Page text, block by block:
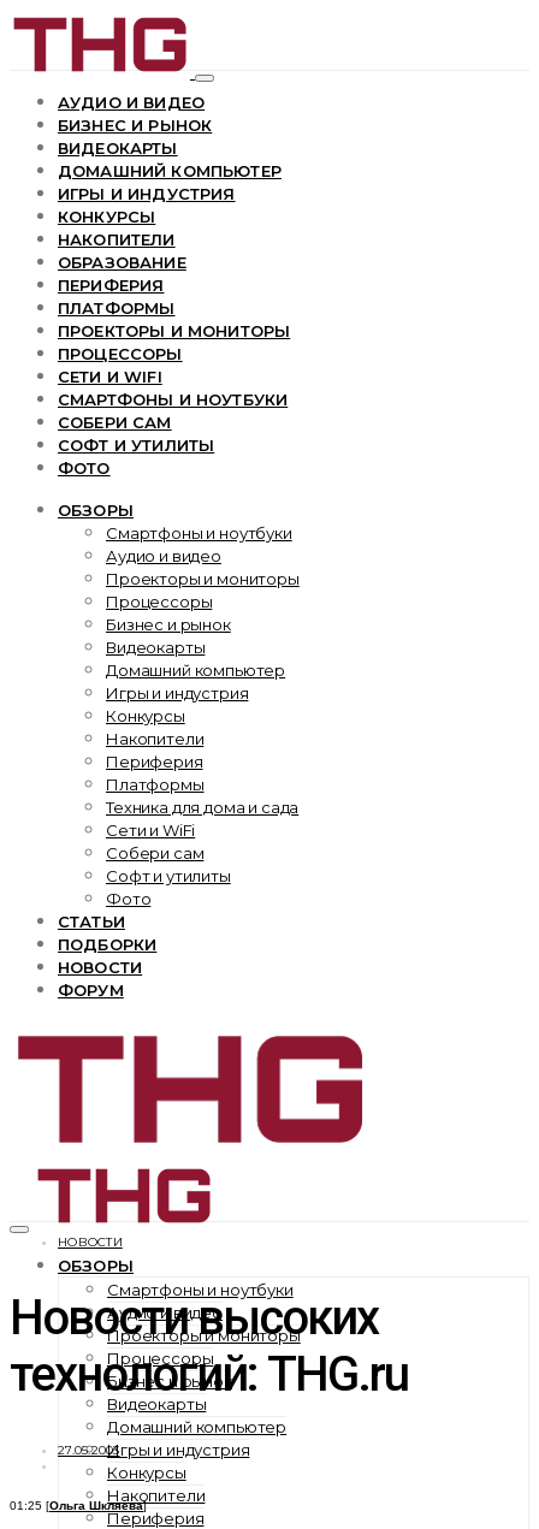
АУДИО И ВИДЕО
БИЗНЕС И РЫНОК
ВИДЕОКАРТЫ
ДОМАШНИЙ КОМПЬЮТЕР
ИГРЫ И ИНДУСТРИЯ
КОНКУРСЫ
НАКОПИТЕЛИ
ОБРАЗОВАНИЕ
ПЕРИФЕРИЯ
ПЛАТФОРМЫ
ПРОЕКТОРЫ И МОНИТОРЫ
ПРОЦЕССОРЫ
СЕТИ И WIFI
СМАРТФОНЫ И НОУТБУКИ
СОБЕРИ САМ
СОФТ И УТИЛИТЫ
ФОТО
ОБЗОРЫ
Смартфоны и ноутбуки
Аудио и видео
Проекторы и мониторы
Процессоры
Бизнес и рынок
Видеокарты
Домашний компьютер
Игры и индустрия
Конкурсы
Накопители
Периферия
Платформы
Техника для дома и сада
Сети и WiFi
Собери сам
Софт и утилиты
Фото
СТАТЬИ
ПОДБОРКИ
НОВОСТИ
ФОРУМ
ОБЗОРЫ
Смартфоны и ноутбуки
Аудио и видео
Проекторы и мониторы
Процессоры
Бизнес и рынок
Видеокарты
Домашний компьютер
Игры и индустрия
Конкурсы
Накопители
Периферия
НОВОСТИ
Новости высоких
технологий: THG.ru
27.05.2003
01:25 [Ольга Шкляева]